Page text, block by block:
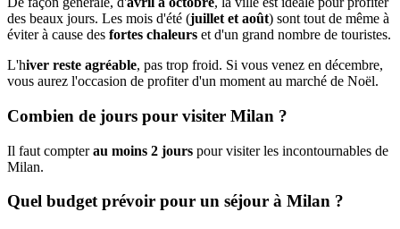
des beaux jours. Les mois d'été (juillet et août) sont tout de même à
éviter à cause des fortes chaleurs et d'un grand nombre de touristes.
L'hiver reste agréable, pas trop froid. Si vous venez en décembre,
vous aurez l'occasion de profiter d'un moment au marché de Noël.
Combien de jours pour visiter Milan ?
Il faut compterau moins 2 jours pour visiter les incontournables de
Milan.
Quel budget prévoir pour un séjour à Milan ?